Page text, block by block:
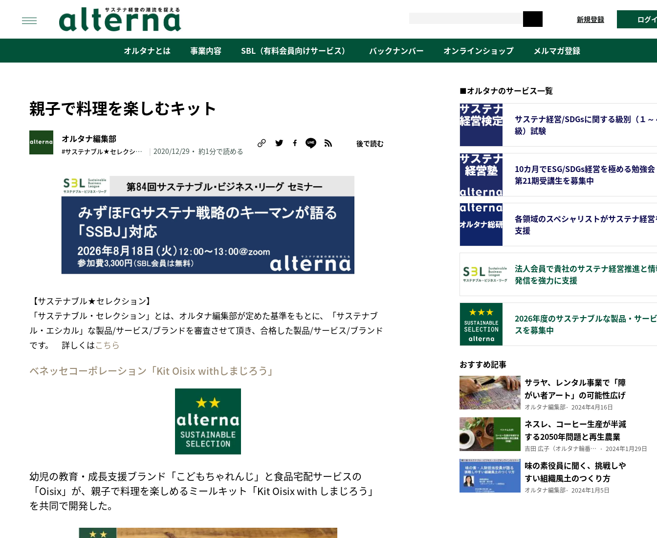
content
新規登録 ログ
オルタナとは 事業内容 SBL（有料会員向けサービス） バックナンバー オンラインショップ メルマガ登録
親子で料理を楽しむキット
オルタナ編集部
#サステナブル★セレクション | 2020/12/29 約1分で読める
後で読む
【サステナブル★セレクション】
「サステナブル・セレクション」とは、オルタナ編集部が定めた基準をもとに、「サステナブ
ル・エシカル」な製品/サービス/ブランドを審査させて頂き、合格した製品/サービス/ブランド
です。 詳しくはこちら
ベネッセコーポレーション「Kit Oisix withしまじろう」
幼児の教育・成長支援ブランド「こどもちゃれんじ」と食品宅配サービスの
「Oisix」が、親子で料理を楽しめるミールキット「Kit Oisix with しまじろう」
を共同で開発した。
■オルタナのサービス一覧
サステナ経営/SDGsに関する級別（１～
級）試験
10カ月でESG/SDGs経営を極める勉強
第21期受講生を募集中
各領域のスペシャリストがサステナ経
支援
法人会員で貴社のサステナ経営推進と
発信を強力に支援
2026年度のサステナブルな製品・サービ
スを募集中
おすすめ記事
サラヤ、レンタル事業で「障
がい者アート」の可能性広げ
る
オルタナ編集部 2024年4月16日
ネスレ、コーヒー生産が半減
する2050年問題と再生農業
（前編）
吉田 広子（オルタナ輪番編集長） 2024年1月29日
味の素役員に聞く、挑戦しや
すい組織風土のつくり方
オルタナ編集部 2024年1月5日